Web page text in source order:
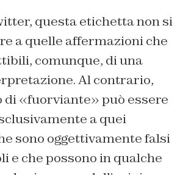
questa etichetta non si
a quelle affermazioni che
comunque, di una
Al contrario,
di «fuorviante» può essere
a quei
sono oggettivamente falsi
e che possono in qualche